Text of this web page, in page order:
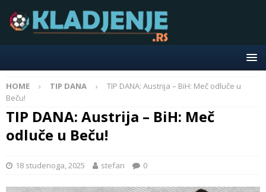
HOME TIP DANA
TIP DANA: Austrija – BiH: Meč odluče u
Beču!
TIP DANA: Austrija – BiH: Meč
odluče u Beču!
18 studenoga, 2025 stefan 0